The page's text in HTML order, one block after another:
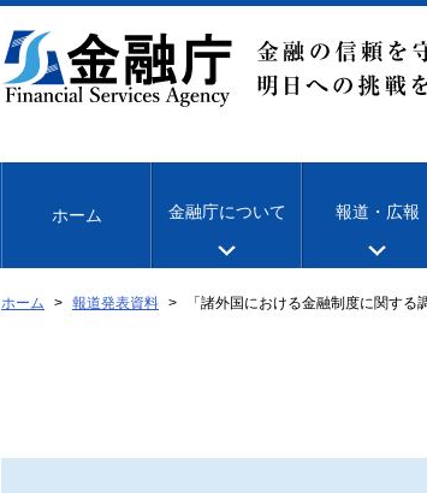
文
移
ホーム 金融庁について 報道・広報
ホーム 報道発表資料 「諸外国における金融制度に関す